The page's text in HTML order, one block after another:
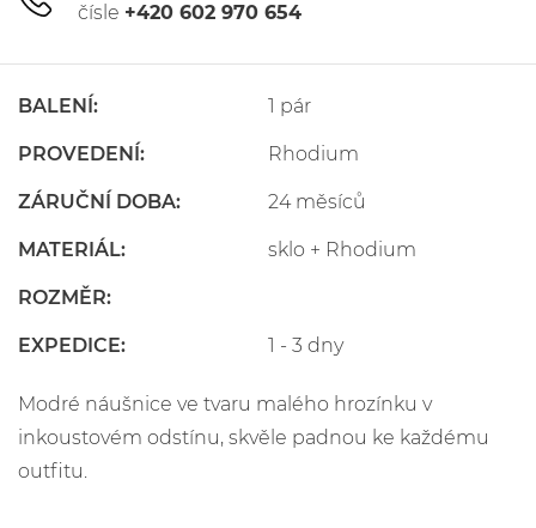
čísle +420 602 970 654
BALENÍ: 1 pár
PROVEDENÍ: Rhodium
ZÁRUČNÍ DOBA: 24 měsíců
MATERIÁL: sklo + Rhodium
ROZMĚR:
EXPEDICE: 1 - 3 dny
Modré náušnice ve tvaru malého hrozínku v
inkoustovém odstínu, skvěle padnou ke každému
outfitu.